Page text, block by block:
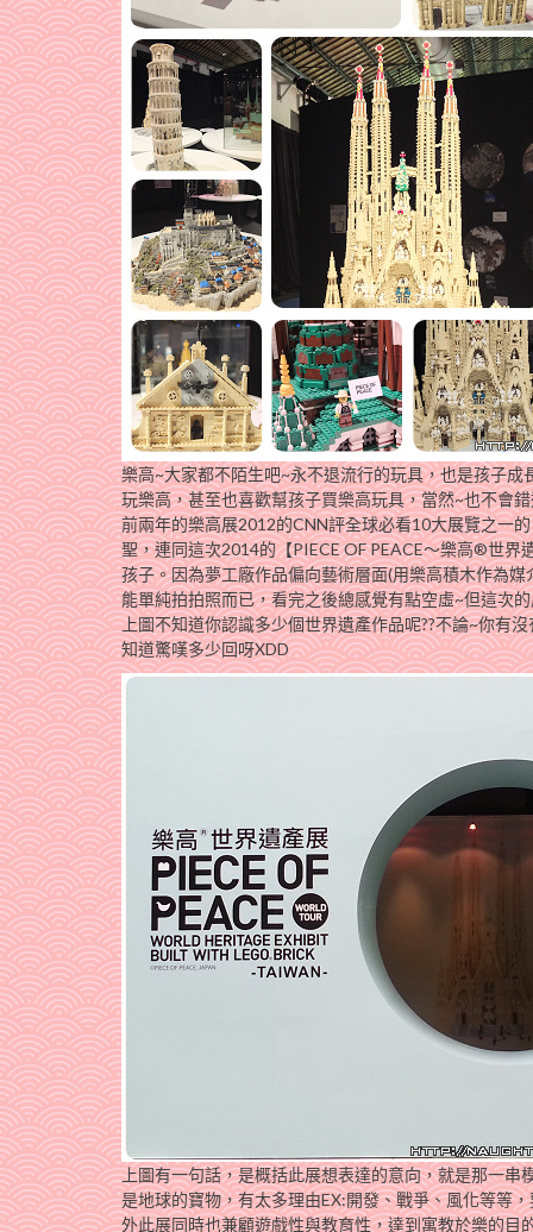
樂高~大家都不陌生吧~永不退流行的玩具，也是孩子
玩樂高，甚至也喜歡幫孩子買樂高玩具，當然~也不會
前兩年的樂高展2012的CNN評全球必看10大展覽之一
聖，連同這次2014的【PIECE OF PEACE～樂高®世
孩子。因為夢工廠作品偏向藝術層面(用樂高積木作為
能單純拍拍照而已，看完之後總感覺有點空虛~但這次
上圖不知道你認識多少個世界遺產作品呢??不論~你有
知道驚嘆多少回呀XDD
上圖有一句話，是概括此展想表達的意向，就是那一
是地球的寶物，有太多理由EX:開發、戰爭、風化等等
外此展同時也兼顧遊戲性與教育性，達到寓教於樂的